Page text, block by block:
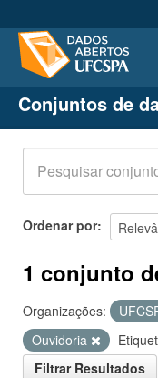
Conjuntos de dados
Organizações
Grupos
Sobre
Conjuntos de
Ordenar por
1 conjunto
Organizações:
Ouvidoria
Filtrar Resultados